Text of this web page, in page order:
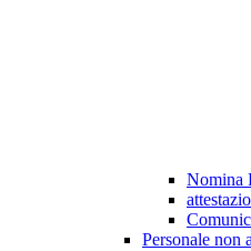
Nomina
Personale non